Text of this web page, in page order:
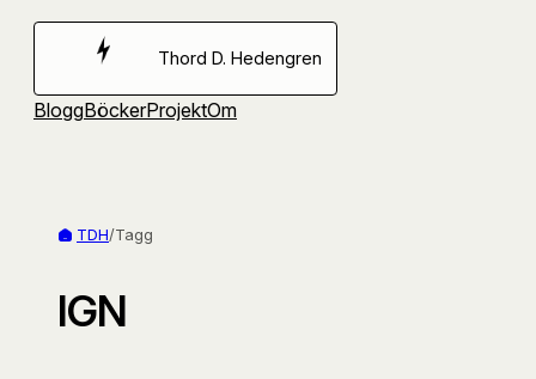
Hoppa
Thord D. Hedengren
BloggBöckerProjektOm
TDH/Tagg
IGN